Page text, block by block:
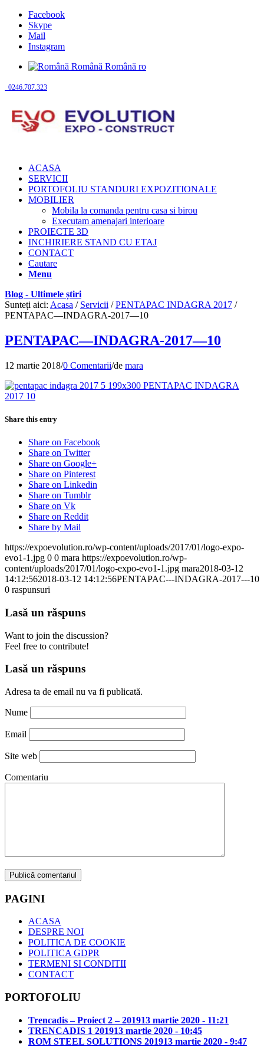
Facebook
Skype
Mail
Instagram
Română Română ro
0246.707.323
ACASA
SERVICII
PORTOFOLIU STANDURI EXPOZITIONALE
MOBILIER
Mobila la comanda pentru casa si birou
Executam amenajari interioare
PROIECTE 3D
INCHIRIERE STAND CU ETAJ
CONTACT
Cautare
Menu
Blog - Ultimele știri
Sunteți aici: Acasa / Servicii / PENTAPAC INDAGRA 2017 /
PENTAPAC—INDAGRA-2017—10
PENTAPAC—INDAGRA-2017—10
12 martie 2018/0 Comentarii/de mara
Share this entry
Share on Facebook
Share on Twitter
Share on Google+
Share on Pinterest
Share on Linkedin
Share on Tumblr
Share on Vk
Share on Reddit
Share by Mail
https://expoevolution.ro/wp-content/uploads/2017/01/logo-expo-
evo1-1.jpg 0 0 mara https://expoevolution.ro/wp-
content/uploads/2017/01/logo-expo-evo1-1.jpg mara2018-03-12
14:12:562018-03-12 14:12:56PENTAPAC---INDAGRA-2017---10
0 raspunsuri
Lasă un răspuns
Want to join the discussion?
Feel free to contribute!
Lasă un răspuns
Adresa ta de email nu va fi publicată.
Nume
Email
Site web
Comentariu
PAGINI
ACASA
DESPRE NOI
POLITICA DE COOKIE
POLITICA GDPR
TERMENI SI CONDITII
CONTACT
PORTOFOLIU
Trencadis – Proiect 2 – 201913 martie 2020 - 11:21
TRENCADIS 1 201913 martie 2020 - 10:45
ROM STEEL SOLUTIONS 201913 martie 2020 - 9:47